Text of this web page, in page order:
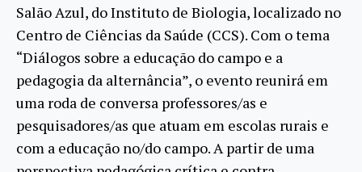
Salão Azul, do Instituto de Biologia, localizado no
Centro de Ciências da Saúde (CCS). Com o tema
“Diálogos sobre a educação do campo e a
pedagogia da alternância”, o evento reunirá em
uma roda de conversa professores/as e
pesquisadores/as que atuam em escolas rurais e
com a educação no/do campo. A partir de uma